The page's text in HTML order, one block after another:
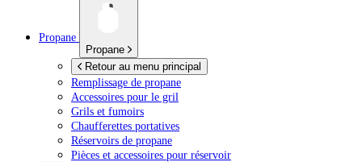
Propane
Propane
Retour au menu principal
Remplissage de propane
Accessoires pour le gril
Grils et fumoirs
Chaufferettes portatives
Réservoirs de propane
Pièces et accessoires pour réservoir